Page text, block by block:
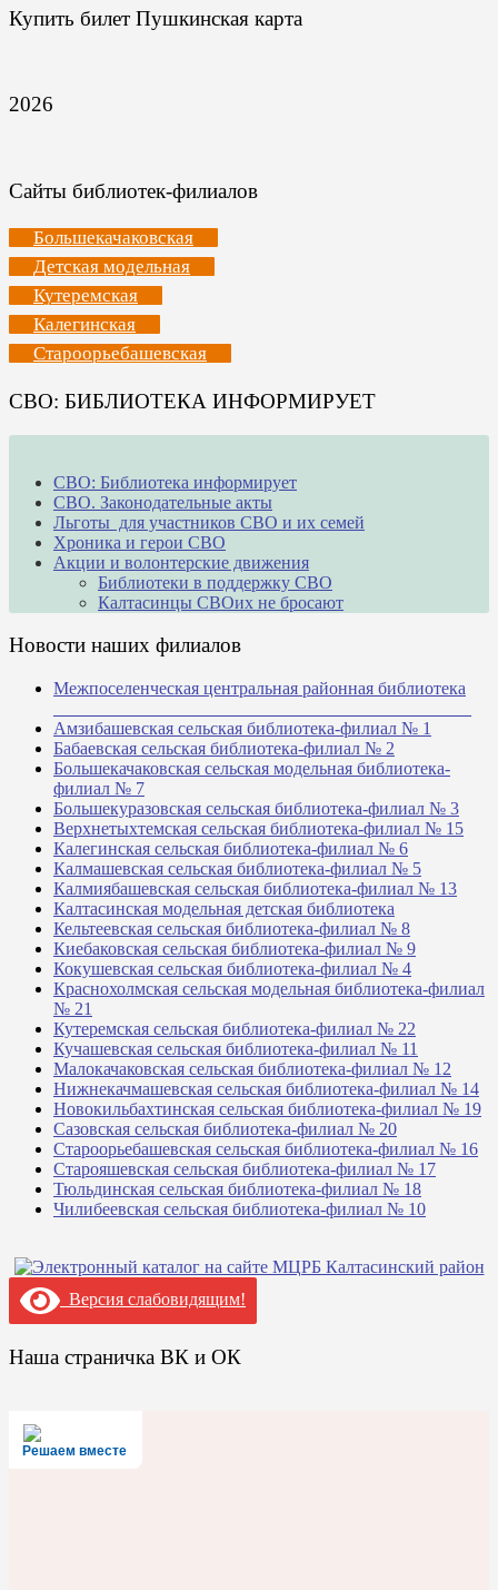
Купить билет Пушкинская карта
2026
Сайты библиотек-филиалов
Большекачаковская
Детская модельная
Кутеремская
Калегинская
Староорьебашевская
СВО: БИБЛИОТЕКА ИНФОРМИРУЕТ
СВО: Библиотека информирует
СВО. Законодательные акты
Льготы для участников СВО и их семей
Хроника и герои СВО
Акции и волонтерские движения
Библиотеки в поддержку СВО
Калтасинцы СВОих не бросают
Новости наших филиалов
Межпоселенческая центральная районная библиотека
Амзибашевская сельская библиотека-филиал № 1
Бабаевская сельская библиотека-филиал № 2
Большекачаковская сельская модельная библиотека-
филиал № 7
Большекуразовская сельская библиотека-филиал № 3
Верхнетыхтемская сельская библиотека-филиал № 15
Калегинская сельская библиотека-филиал № 6
Калмашевская сельская библиотека-филиал № 5
Калмиябашевская сельская библиотека-филиал № 13
Калтасинская модельная детская библиотека
Кельтеевская сельская библиотека-филиал № 8
Киебаковская сельская библиотека-филиал № 9
Кокушевская сельская библиотека-филиал № 4
Краснохолмская сельская модельная библиотека-филиал
№ 21
Кутеремская сельская библиотека-филиал № 22
Кучашевская сельская библиотека-филиал № 11
Малокачаковская сельская библиотека-филиал № 12
Нижнекачмашевская сельская библиотека-филиал № 14
Новокильбахтинская сельская библиотека-филиал № 19
Сазовская сельская библиотека-филиал № 20
Староорьебашевская сельская библиотека-филиал № 16
Старояшевская сельская библиотека-филиал № 17
Тюльдинская сельская библиотека-филиал № 18
Чилибеевская сельская библиотека-филиал № 10
Версия слабовидящим!
Наша страничка ВК и ОК
Решаем вместе